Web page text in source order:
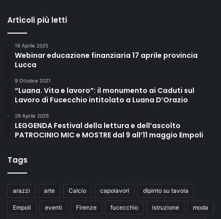
Articoli più letti
16 Aprile 2025
Webinar educazione finanziaria 17 aprile provincia
Lucca
9 Ottobre 2021
“Luana. Vita e lavoro”: il monumento ai Caduti sul
Lavoro di Fucecchio intitolato a Luana D’Orazio
29 Aprile 2025
LEGGENDA Festival della lettura e dell’ascolto
PATROCINIO MIC e MOSTRE dal 9 all’11 maggio Empoli
Tags
arazzi arte Calcio capolavori dipinto su tavola
Empoli eventi Firenze fucecchio istruzione moda